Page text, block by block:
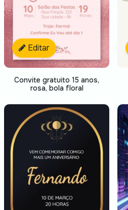
Editar
Convite gratuito 15 anos,
rosa, bola floral